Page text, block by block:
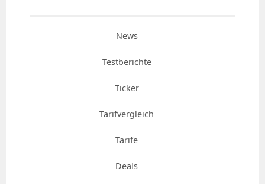
News
Testberichte
Ticker
Tarifvergleich
Tarife
Deals